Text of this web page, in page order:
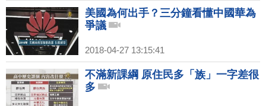
美國為何出手？三分鐘看懂中國華為
爭議
2018-04-27 13:15:41
不滿新課綱 原住民多「族」一字差很
多